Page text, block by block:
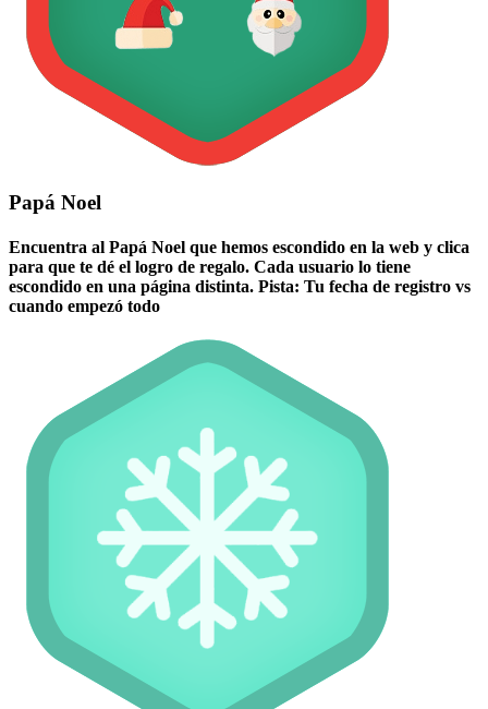
Papá Noel
Encuentra al Papá Noel que hemos escondido en la web y clica
para que te dé el logro de regalo. Cada usuario lo tiene
escondido en una página distinta. Pista: Tu fecha de registro vs
cuando empezó todo